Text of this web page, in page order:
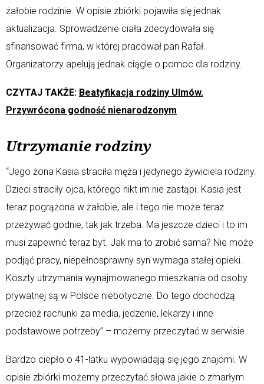
żałobie rodzinie. W opisie zbiórki pojawiła się jednak
aktualizacja. Sprowadzenie ciała zdecydowała się
sfinansować firma, w której pracował pan Rafał.
Organizatorzy apelują jednak ciągle o pomoc dla rodziny.
CZYTAJ TAKŻE: Beatyfikacja rodziny Ulmów.
Przywrócona godność nienarodzonym
Utrzymanie rodziny
“Jego żona Kasia straciła męża i jedynego żywiciela rodziny.
Dzieci straciły ojca, którego nikt im nie zastąpi. Kasia jest
teraz pogrążona w żałobie, ale i tego nie może teraz
przeżywać godnie, tak jak trzeba. Ma jeszcze dzieci i to im
musi zapewnić teraz byt. Jak ma to zrobić sama? Nie może
podjąć pracy, niepełnosprawny syn wymaga stałej opieki.
Koszty utrzymania wynajmowanego mieszkania od osoby
prywatnej są w Polsce niebotyczne. Do tego dochodzą
przecież rachunki za media, jedzenie, lekarzy i inne
podstawowe potrzeby” – możemy przeczytać w serwisie.
Bardzo ciepło o 41-latku wypowiadają się jego znajomi. W
opisie zbiórki możemy przeczytać słowa jakie o zmarłym